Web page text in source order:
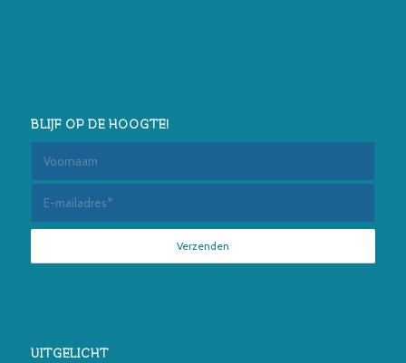
BLIJF OP DE HOOGTE!
UITGELICHT